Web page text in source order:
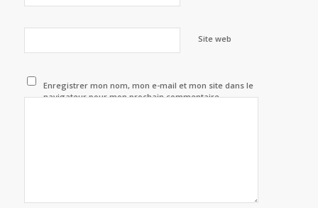
Site web
Enregistrer mon nom, mon e-mail et mon site dans le
navigateur pour mon prochain commentaire.